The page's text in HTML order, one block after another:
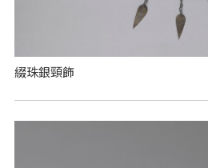
綴珠銀頸飾